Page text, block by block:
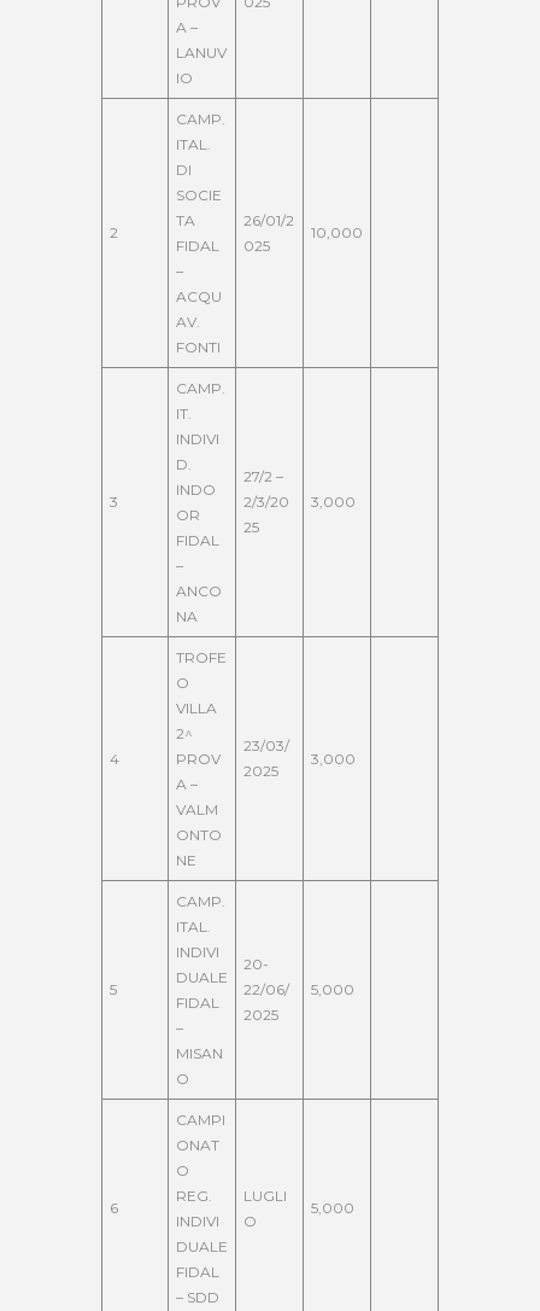
A –
LANUV
IO
2
CAMP.
ITAL.
DI
SOCIE
TA
FIDAL
–
ACQU
AV.
FONTI
26/01/2
025
10,000
3
CAMP.
IT.
INDIVI
D.
INDO
OR
FIDAL
–
ANCO
NA
27/2 –
2/3/20
25
3,000
4
TROFE
O
VILLA
2^
PROV
A –
VALM
ONTO
NE
23/03/
2025
3,000
5
CAMP.
ITAL.
INDIVI
DUALE
FIDAL
–
MISAN
O
20-
22/06/
2025
5,000
6
CAMPI
ONAT
O
REG.
INDIVI
DUALE
FIDAL
– SDD
LUGLI
O
5,000